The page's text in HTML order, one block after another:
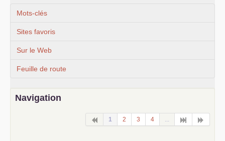
Mots-clés
Sites favoris
Sur le Web
Feuille de route
Navigation
1 2 3 4 ...